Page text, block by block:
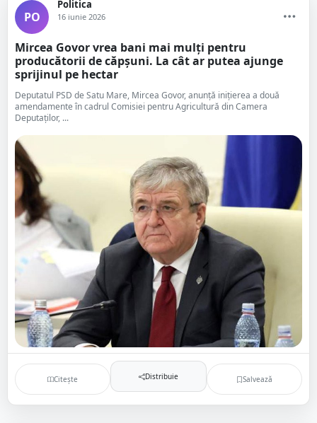
PO
Politica
16 iunie 2026
Mircea Govor vrea bani mai mulți pentru
producătorii de căpșuni. La cât ar putea ajunge
sprijinul pe hectar
Deputatul PSD de Satu Mare, Mircea Govor, anunță inițierea a două
amendamente în cadrul Comisiei pentru Agricultură din Camera
Deputaților, ...
Citește Distribuie Salvează